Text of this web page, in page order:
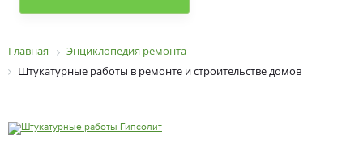
Главная
Энциклопедия ремонта
Штукатурные работы в ремонте и строительстве домов